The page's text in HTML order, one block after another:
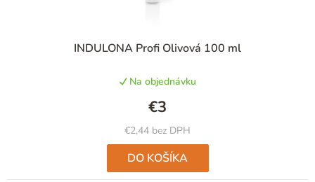
INDULONA Profi Olivová 100 ml
Na objednávku
€2,44 bez DPH
€3
DO KOŠÍKA